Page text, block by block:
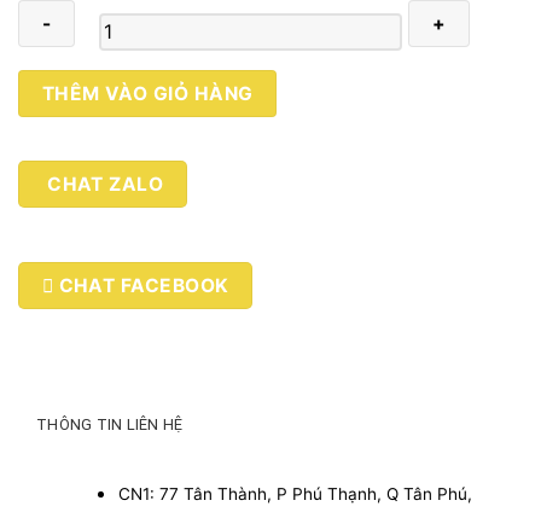
Lẵng
hoa
thần
005
THÊM VÀO GIỎ HÀNG
CHAT ZALO
CHAT FACEBOOK
THÔNG TIN LIÊN HỆ
CN1: 77 Tân Thành, P Phú Thạnh, Q Tân Phú,